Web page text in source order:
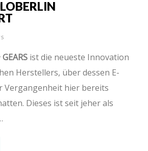
ist die neueste Innovation
Herstellers, über dessen E-
Vergangenheit hier bereits
Dieses ist seit jeher als